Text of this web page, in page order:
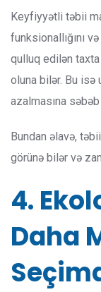
Keyfiyyətli təbii
funksionallığını
qulluq edilən
oluna bilər. Bu
azalmasına səbəb
Bundan əlavə,
görünə bilər və
4.
Daha